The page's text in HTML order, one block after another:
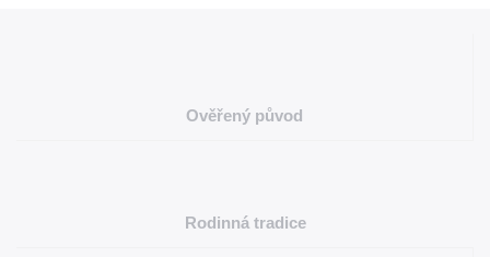
Ověřený původ
Rodinná tradice